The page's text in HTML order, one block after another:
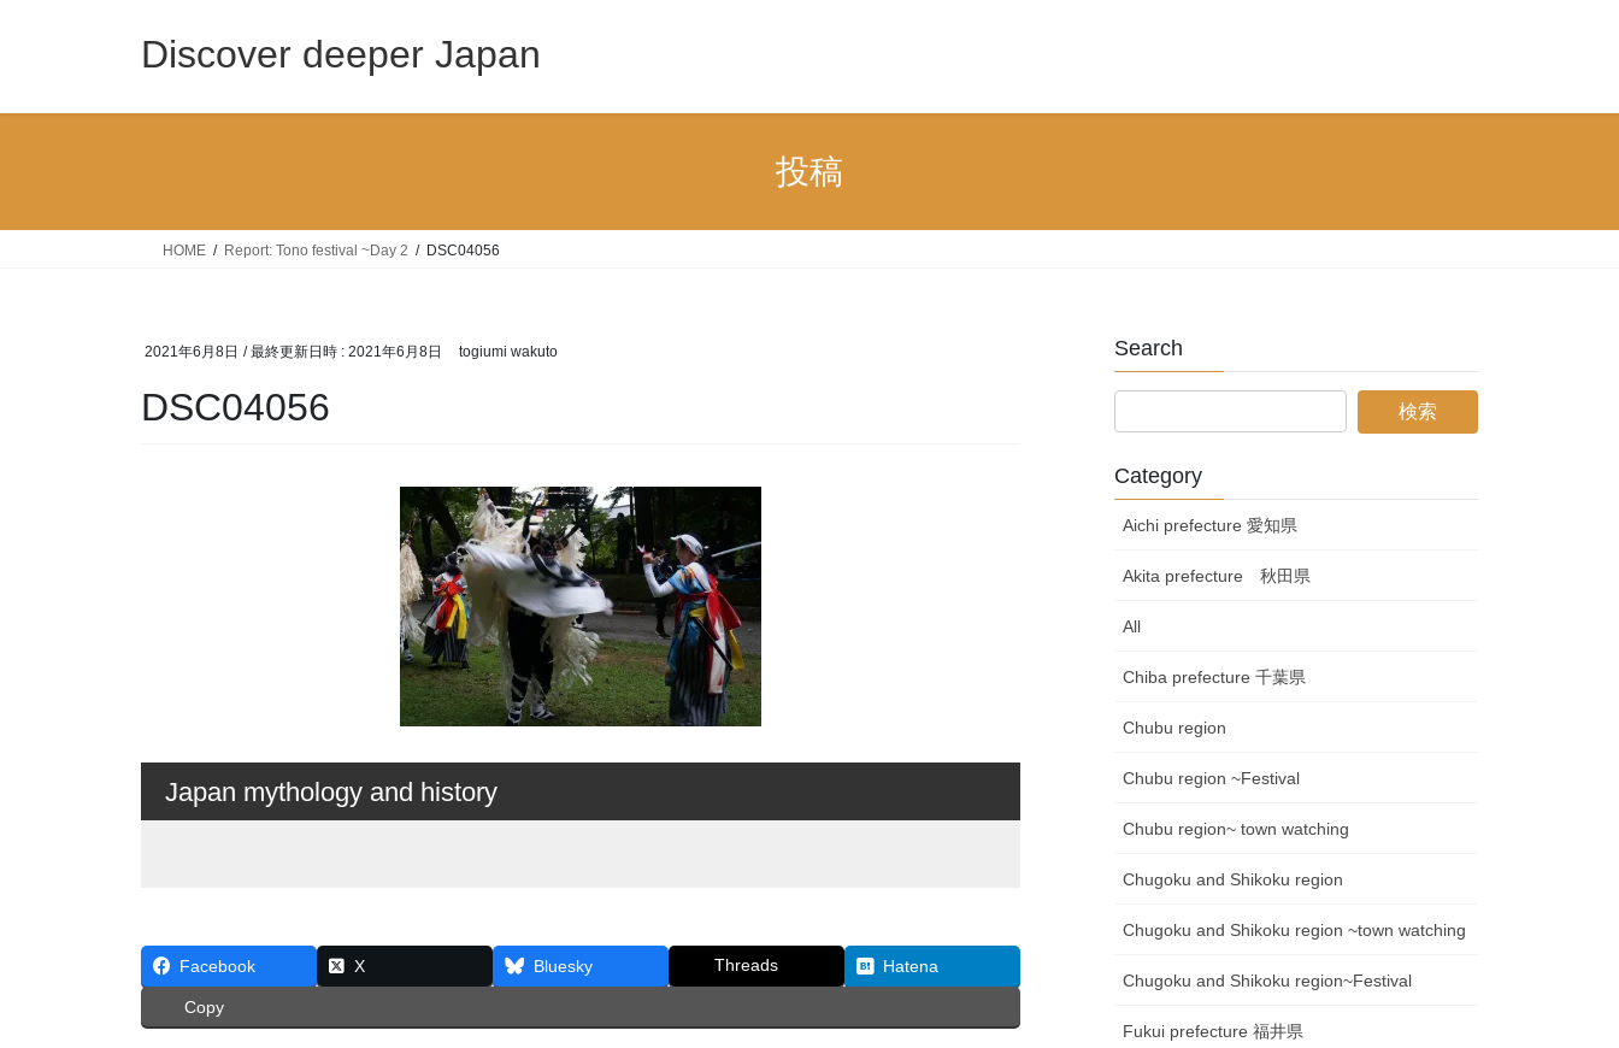
Discover deeper Japan
投稿
HOME Report: Tono festival ~Day 2 DSC04056
2021年6月8日 / 最終更新日時 : 2021年6月8日 togiumi wakuto
DSC04056
Japan mythology and history
Facebook X Bluesky Threads Hatena
Copy
Search
Category
Aichi prefecture 愛知県
Akita prefecture 秋田県
All
Chiba prefecture 千葉県
Chubu region
Chubu region ~Festival
Chubu region~ town watching
Chugoku and Shikoku region
Chugoku and Shikoku region ~town watching
Chugoku and Shikoku region~Festival
Fukui prefecture 福井県